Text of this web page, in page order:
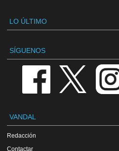
LO ÚLTIMO
SÍGUENOS
VANDAL
Redacción
Contactar